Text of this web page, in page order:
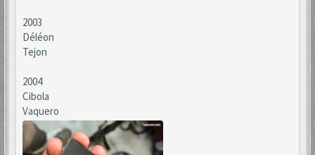
2003
Déléon
Tejon
2004
Cibola
Vaquero